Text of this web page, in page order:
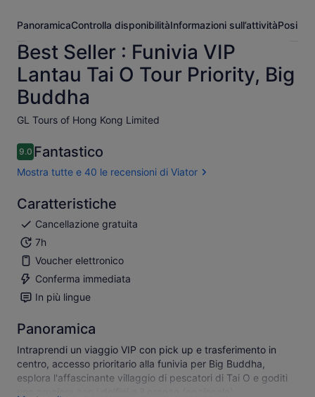
PanoramicaControlla disponibilitàInformazioni sull’attività
Best Seller : Funivia VIP
Lantau Tai O Tour Priority, Big
Buddha
GL Tours of Hong Kong Limited​
9.09.0 su 10
Fantastico
Mostra tutte e 40 le recensioni di Viator
Caratteristiche
Cancellazione gratuita
7h
Voucher elettronico
Conferma immediata
In più lingue
Panoramica
Intraprendi un viaggio VIP con pick up e trasferimento in
centro, accesso prioritario alla funivia per Big Buddha,
esplora l'affascinante villaggio di pescatori di Tai O e goditi